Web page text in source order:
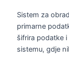
Sistem za
primarne
šifrira podatke i
sistemu, gdje